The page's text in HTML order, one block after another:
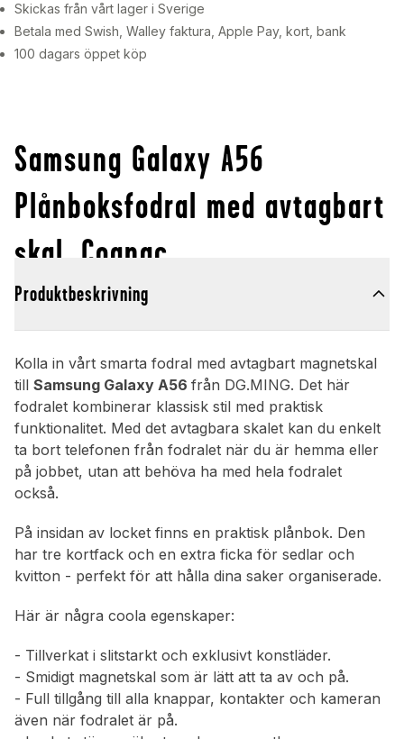
Skickas från vårt lager i Sverige
Betala med Swish, Walley faktura, Apple Pay, kort, bank
100 dagars öppet köp
Samsung Galaxy A56
Plånboksfodral med avtagbart
skal, Cognac
Produktbeskrivning
Kolla in vårt smarta fodral med avtagbart magnetskal
till Samsung Galaxy A56 från DG.MING. Det här
fodralet kombinerar klassisk stil med praktisk
funktionalitet. Med det avtagbara skalet kan du enkelt
ta bort telefonen från fodralet när du är hemma eller
på jobbet, utan att behöva ha med hela fodralet
också.
På insidan av locket finns en praktisk plånbok. Den
har tre kortfack och en extra ficka för sedlar och
kvitton - perfekt för att hålla dina saker organiserade.
Här är några coola egenskaper:
- Tillverkat i slitstarkt och exklusivt konstläder.
- Smidigt magnetskal som är lätt att ta av och på.
- Full tillgång till alla knappar, kontakter och kameran
även när fodralet är på.